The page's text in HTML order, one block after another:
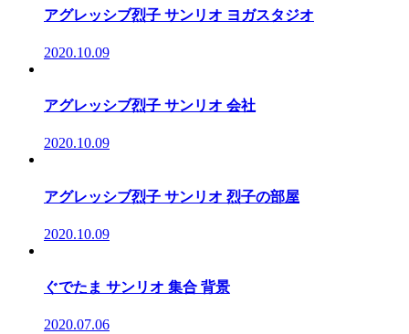
アグレッシブ烈子 サンリオ ヨガスタジオ
2020.10.09
アグレッシブ烈子 サンリオ 会社
2020.10.09
アグレッシブ烈子 サンリオ 烈子の部屋
2020.10.09
ぐでたま サンリオ 集合 背景
2020.07.06